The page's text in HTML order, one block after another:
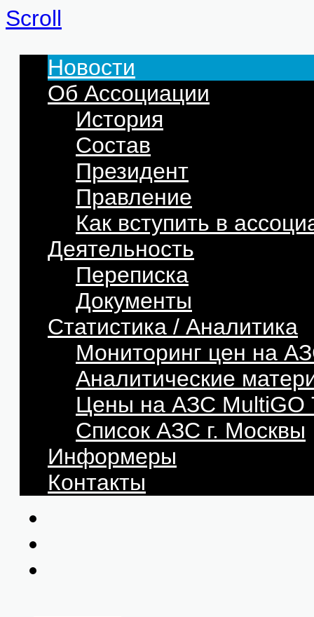
Scroll
Новости
Об Ассоциации
История
Состав
Президент
Правление
Как вступить в
Деятельность
Переписка
Документы
Статистика / Аналитика
Мониторинг цен на
Аналитические
Цены на АЗС
Список АЗС г. Москвы
Информеры
Контакты